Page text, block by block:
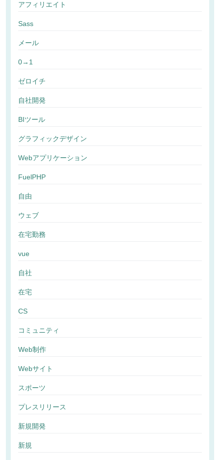
アフィリエイト
Sass
メール
0→1
ゼロイチ
自社開発
BIツール
グラフィックデザイン
Webアプリケーション
FuelPHP
自由
ウェブ
在宅勤務
vue
自社
在宅
CS
コミュニティ
Web制作
Webサイト
スポーツ
プレスリリース
新規開発
新規